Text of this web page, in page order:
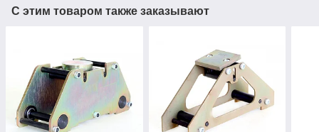
С этим товаром также заказывают